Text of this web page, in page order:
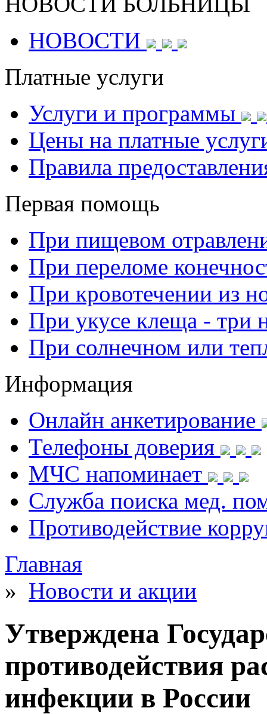
НОВОСТИ
Платные услуги
Услуги и программы
Цены на платные
Правила
Первая помощь
При пищевом
При переломе
При кровотечении из
При укусе клеща - три
При солнечном или
Информация
Онлайн анкетирование
Телефоны доверия
МЧС напоминает
Служба поиска мед.
Противодействие
Главная
» Новости и акции
Утверждена
противодействия
инфекции в России